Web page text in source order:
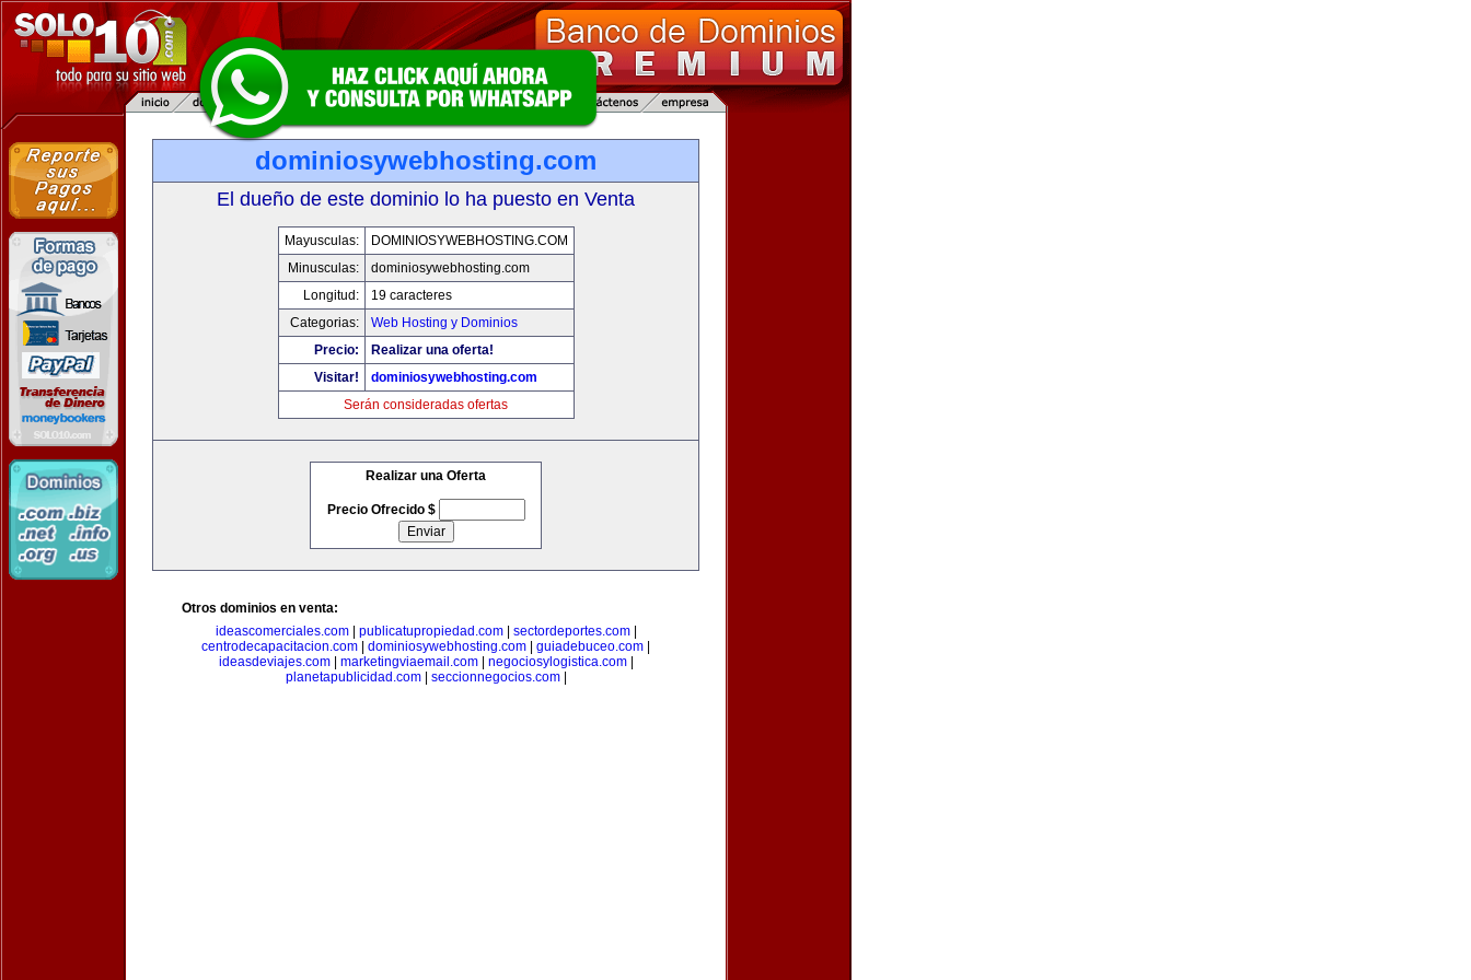
dominiosywebhosting.com
El dueño de este dominio lo ha puesto en Venta
Mayusculas:
DOMINIOSYWEBHOSTING.COM
Minusculas:
dominiosywebhosting.com
Longitud:
19 caracteres
Categorias:
Web Hosting y Dominios
Precio:
Realizar una oferta!
Visitar!
dominiosywebhosting.com
Serán consideradas ofertas
Realizar una Oferta
Precio Ofrecido $
Otros dominios en venta:
ideascomerciales.com| publicatupropiedad.com| sectordeportes.com|
centrodecapacitacion.com
dominiosywebhosting.com guiadebuceo.com
ideasdeviajes.com| marketingviaemail.com| negociosylogistica.com|
planetapublicidad.com| seccionnegocios.com|